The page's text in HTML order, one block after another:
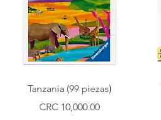
Vista rápida
Tanzania (99 piezas)
Precio
CRC 10,000.00